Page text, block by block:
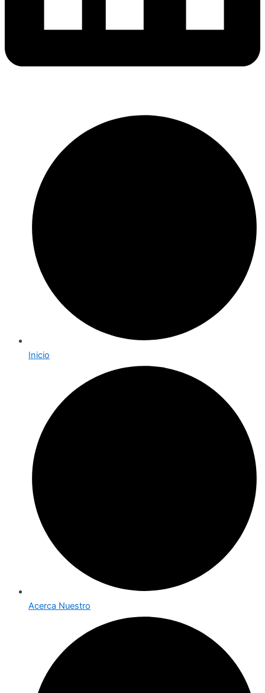
Inicio
Acerca Nuestro